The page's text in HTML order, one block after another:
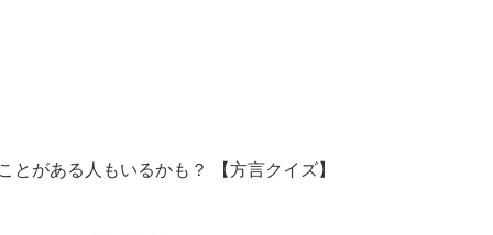
がある人もいるかも？ 【方言クイズ】